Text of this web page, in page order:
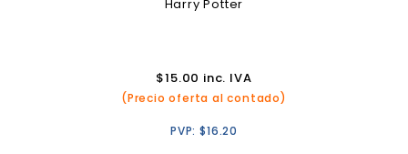
Harry Potter
$15.00 inc. IVA
(Precio oferta al contado)
PVP:$16.20